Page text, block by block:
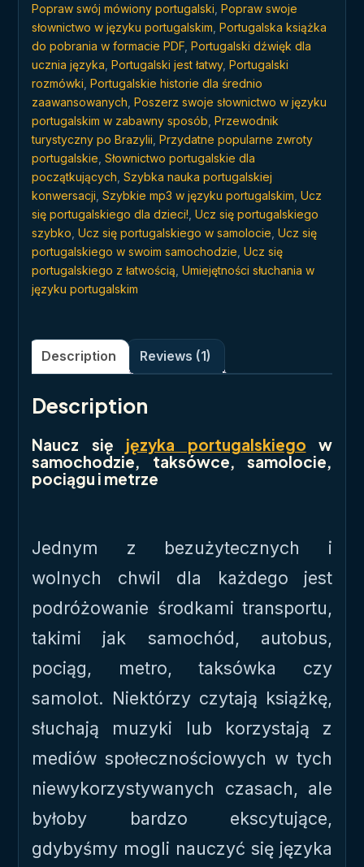
Popraw swój mówiony portugalski Popraw swoje
słownictwo w języku portugalskim Portugalska książka
do pobrania w formacie PDF Portugalski dźwięk dla
ucznia języka Portugalski jest łatwy, Portugalski
rozmówki Portugalskie historie dla średnio
zaawansowanych Poszerz swoje słownictwo w języku
portugalskim w zabawny sposób Przewodnik
turystyczny po Brazylii Przydatne popularne zwroty
portugalskie Słownictwo portugalskie dla
początkujących Szybka nauka portugalskiej
konwersacji Szybkie mp3 w języku portugalskim Ucz
się portugalskiego dla dzieci! Ucz się portugalskiego
szybko Ucz się portugalskiego w samolocie Ucz się
portugalskiego w swoim samochodzie Ucz się
portugalskiego z łatwością Umiejętności słuchania w
języku portugalskim
Description Reviews (1)
Description
Naucz się języka portugalskiego w
samochodzie, taksówce, samolocie,
pociągu i metrze
Jednym z bezużytecznych i
wolnych chwil dla każdego jest
podróżowanie środkami transportu,
takimi jak samochód, autobus,
pociąg, metro, taksówka czy
samolot. Niektórzy czytają książkę,
słuchają muzyki lub korzystają z
mediów społecznościowych w tych
niewykorzystywanych czasach, ale
byłoby bardzo ekscytujące,
gdybyśmy mogli nauczyć się języka